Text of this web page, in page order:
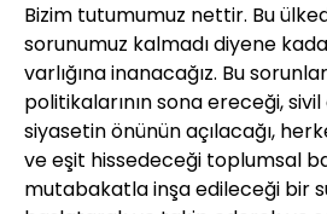
Bizim tutumumuz nettir. Bu
sorunumuz kalmadı diyene
varlığına inanacağız. Bu
politikalarının sona ereceği,
siyasetin önünün açılacağı,
ve eşit hissedeceği toplumsal
mutabakatla inşa edileceği bir